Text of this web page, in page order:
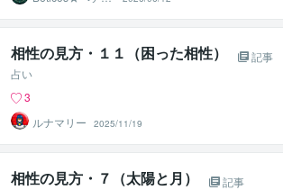
コ 占星術師
相性の見方・１１（困った相性）
記事
占い
3
ルナマリー
2025/11/19
相性の見方・７（太陽と月）
記事